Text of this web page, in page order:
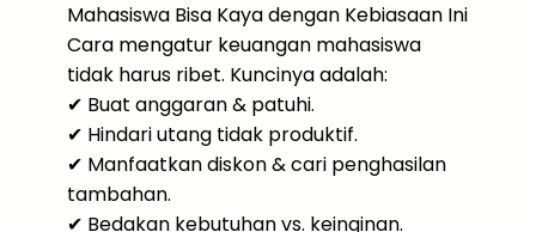
Mahasiswa Bisa Kaya dengan Kebiasaan Ini
Cara mengatur keuangan mahasiswa
tidak harus ribet. Kuncinya adalah:
✔ Buat anggaran & patuhi.
✔ Hindari utang tidak produktif.
✔ Manfaatkan diskon & cari penghasilan
tambahan.
✔ Bedakan kebutuhan vs. keinginan.